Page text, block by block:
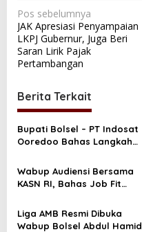
N
a
v
i
g
a
s
i
p
o
s
Pos sebelumnya
JAK Apresiasi Penyampaian
LKPJ Gubernur, Juga Beri
Saran Lirik Pajak
Pertambangan
Berita Terkait
Bupati Bolsel – PT Indosat
Ooredoo Bahas Langkah
Interkom
Wabup Audiensi Bersama
KASN RI, Bahas Job Fit
Liga AMB Resmi Dibuka
Wabup Bolsel Abdul Hamid